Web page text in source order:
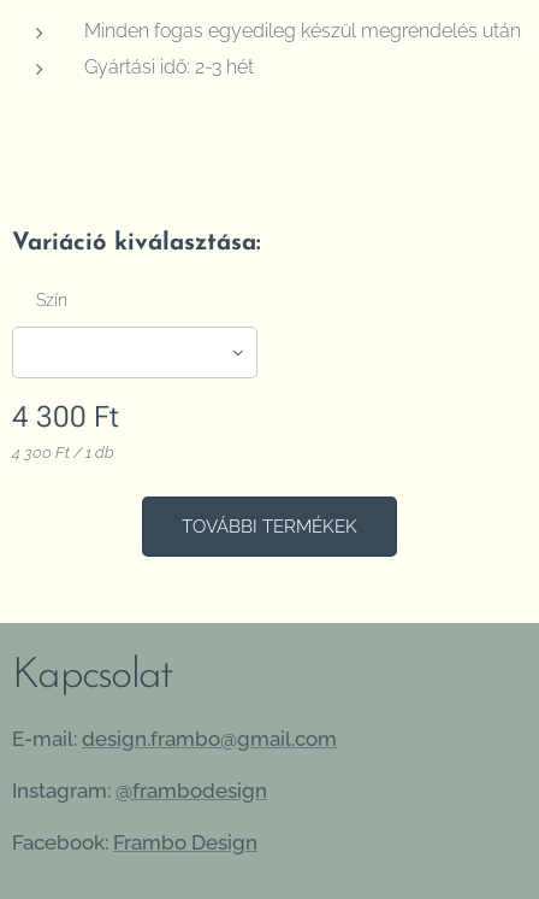
Minden fogas egyedileg készül megrendelés után
Gyártási idő: 2-3 hét
Variáció kiválasztása:
Szín
4 300 Ft
4 300 Ft / 1 db
TOVÁBBI TERMÉKEK
Kapcsolat
E-mail: design.frambo@gmail.com
Instagram: @frambodesign
Facebook: Frambo Design